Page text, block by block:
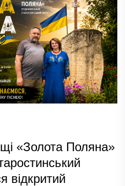
«Золота Поляна»
відкритий